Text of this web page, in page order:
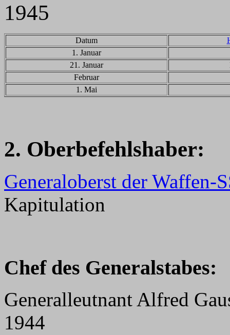
1945
Datum
1. Januar
21. Januar
Februar
1. Mai
2. Oberbefehlshaber:
Generaloberst der Waffen-
Kapitulation
Chef des Generalstabes:
Generalleutnant Alfred
1944